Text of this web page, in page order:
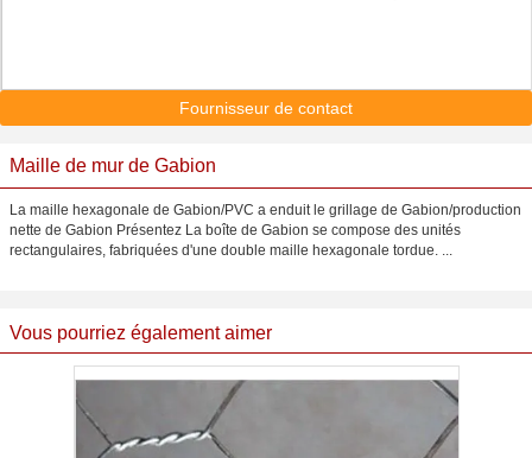
Fournisseur de contact
Maille de mur de Gabion
La maille hexagonale de Gabion/PVC a enduit le grillage de Gabion/production
nette de Gabion Présentez La boîte de Gabion se compose des unités
rectangulaires, fabriquées d'une double maille hexagonale tordue. ...
Vous pourriez également aimer